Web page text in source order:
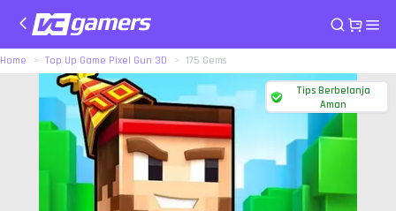
Home Top Up Game Pixel Gun 3D 175 Gems
Tips Berbelanja
Aman